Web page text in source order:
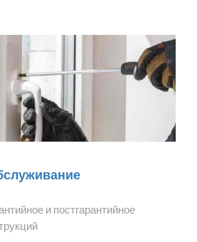
и постгарантийное